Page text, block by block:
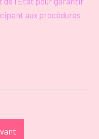
aux procédures